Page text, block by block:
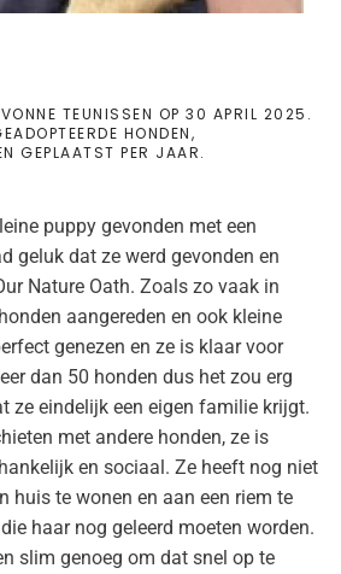
TEUNISSEN OP 30 APRIL 2025 .
HONDEN,
GEPLAATST PER JAAR.
puppy gevonden met een
geluk dat ze werd gevonden en
Nature Oath. Zoals zo vaak in
aangereden en ook kleine
genezen en ze is klaar voor
dan 50 honden dus het zou erg
ze eindelijk een eigen familie krijgt.
met andere honden, ze is
en sociaal. Ze heeft nog niet
huis te wonen en aan een riem te
haar nog geleerd moeten worden.
slim genoeg om dat snel op te